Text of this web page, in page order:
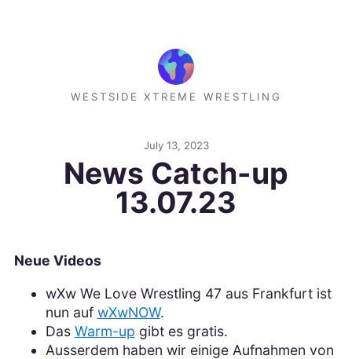
WESTSIDE XTREME WRESTLING
July 13, 2023
News Catch-up
13.07.23
Neue Videos
wXw We Love Wrestling 47 aus Frankfurt ist
nun auf wXwNOW.
Das Warm-up gibt es gratis.
Ausserdem haben wir einige Aufnahmen von